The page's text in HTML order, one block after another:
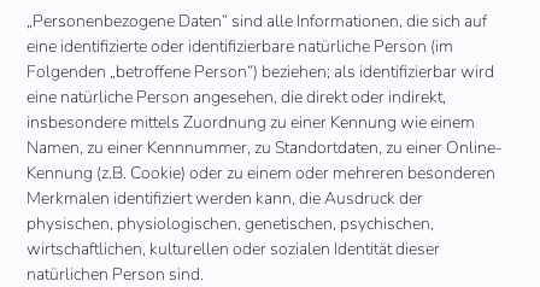
„Personenbezogene Daten“ sind alle Informationen, die sich auf
eine identifizierte oder identifizierbare natürliche Person (im
Folgenden „betroffene Person“) beziehen; als identifizierbar wird
eine natürliche Person angesehen, die direkt oder indirekt,
insbesondere mittels Zuordnung zu einer Kennung wie einem
Namen, zu einer Kennnummer, zu Standortdaten, zu einer Online-
Kennung (z.B. Cookie) oder zu einem oder mehreren besonderen
Merkmalen identifiziert werden kann, die Ausdruck der
physischen, physiologischen, genetischen, psychischen,
wirtschaftlichen, kulturellen oder sozialen Identität dieser
natürlichen Person sind.